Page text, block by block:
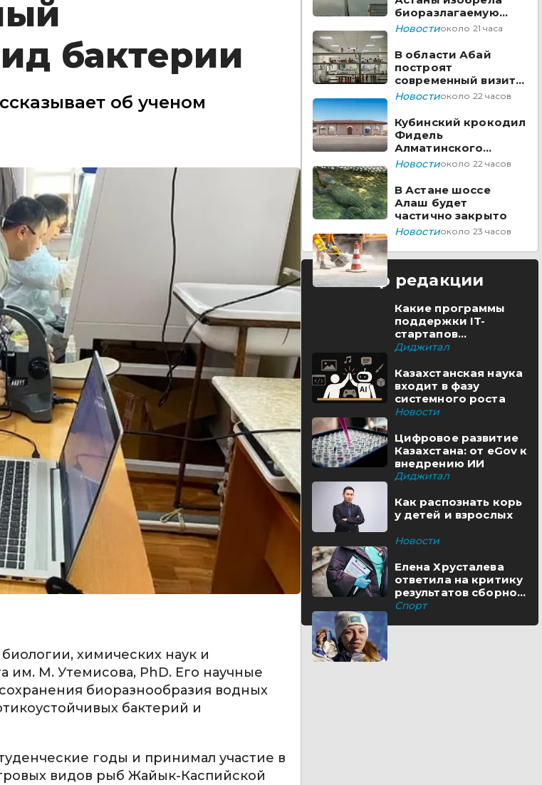
бактерии
об ученом
химических наук и
им. М. Утемисова, PhD. Его научные
биоразнообразия водных
бактерий и
годы и принимал участие в
видов рыб Жайык-Каспийской
биоразлагаемую
бумагу из травы
Новостиоколо 21 часа
В области Абай
построят
современный визит-
центр
Новостиоколо 22 часов
Кубинский крокодил
Фидель
Алматинского
зоопарка отметил
Новостиоколо 22 часов
В Астане шоссе
Алаш будет
частично закрыто
Новостиоколо 23 часов
Выбор редакции
Какие программы
поддержки IT-
стартапов
реализуются в
Диджитал
Казахстанская наука
входит в фазу
системного роста
Новости
Цифровое развитие
Казахстана: от eGov к
внедрению ИИ
Диджитал
Как распознать корь
у детей и взрослых
Новости
Елена Хрусталева
ответила на критику
результатов сборной
Казахстана
Спорт